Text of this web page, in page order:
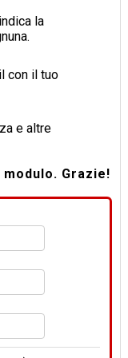
la
con il tuo
e altre
Grazie!